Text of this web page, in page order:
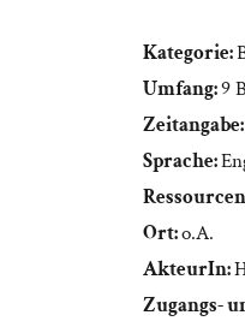
Kategorie:
Umfang:9
Zeitangabe:
Sprache:
Ort:o.A.
AkteurIn:
Zugangs-